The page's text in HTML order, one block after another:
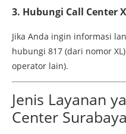
3. Hubungi Call Center
Jika Anda ingin informasi
hubungi 817 (dari nomor
operator lain).
Jenis Layanan
Center Surabaya